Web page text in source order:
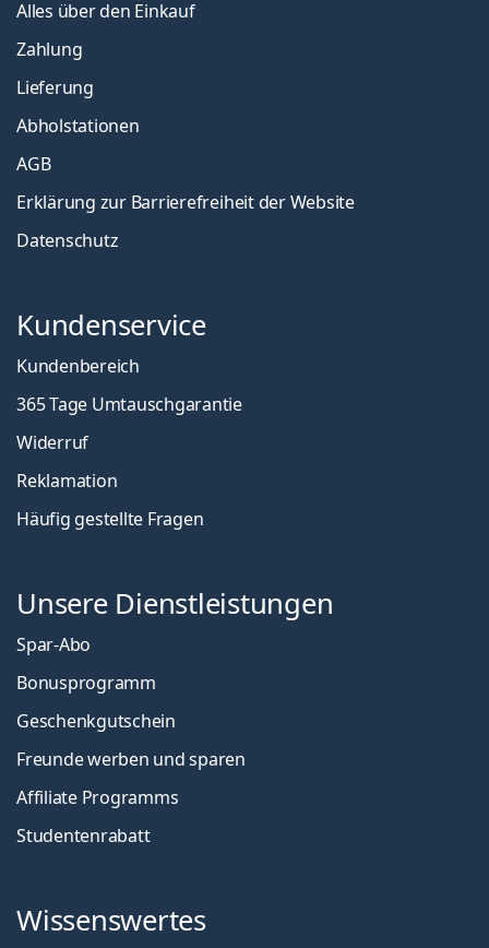
Alles über den Einkauf
Zahlung
Lieferung
Abholstationen
AGB
Erklärung zur Barrierefreiheit der Website
Datenschutz
Kundenservice
Kundenbereich
365 Tage Umtauschgarantie
Widerruf
Reklamation
Häufig gestellte Fragen
Unsere Dienstleistungen
Spar-Abo
Bonusprogramm
Geschenkgutschein
Freunde werben und sparen
Affiliate Programms
Studentenrabatt
Wissenswertes